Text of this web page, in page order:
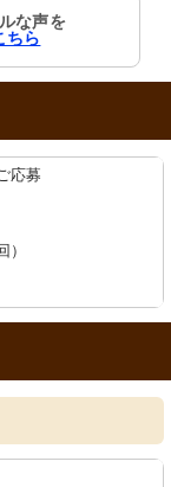
な声を
ちら
応募